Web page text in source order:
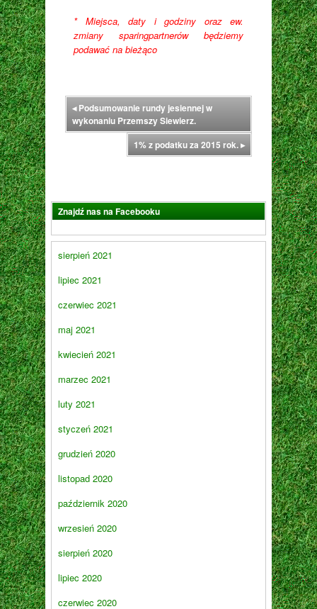
* Miejsca, daty i godziny oraz ew.
zmiany sparingpartnerów będziemy
podawać na bieżąco
◂Podsumowanie rundy jesiennej w
wykonaniu Przemszy Siewierz.
1% z podatku za 2015 rok.▸
Znajdź nas na Facebooku
sierpień 2021
lipiec 2021
czerwiec 2021
maj 2021
kwiecień 2021
marzec 2021
luty 2021
styczeń 2021
grudzień 2020
listopad 2020
październik 2020
wrzesień 2020
sierpień 2020
lipiec 2020
czerwiec 2020